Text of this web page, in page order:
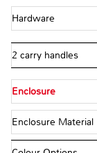
Hardware
2 carry handles
Enclosure
Enclosure Material